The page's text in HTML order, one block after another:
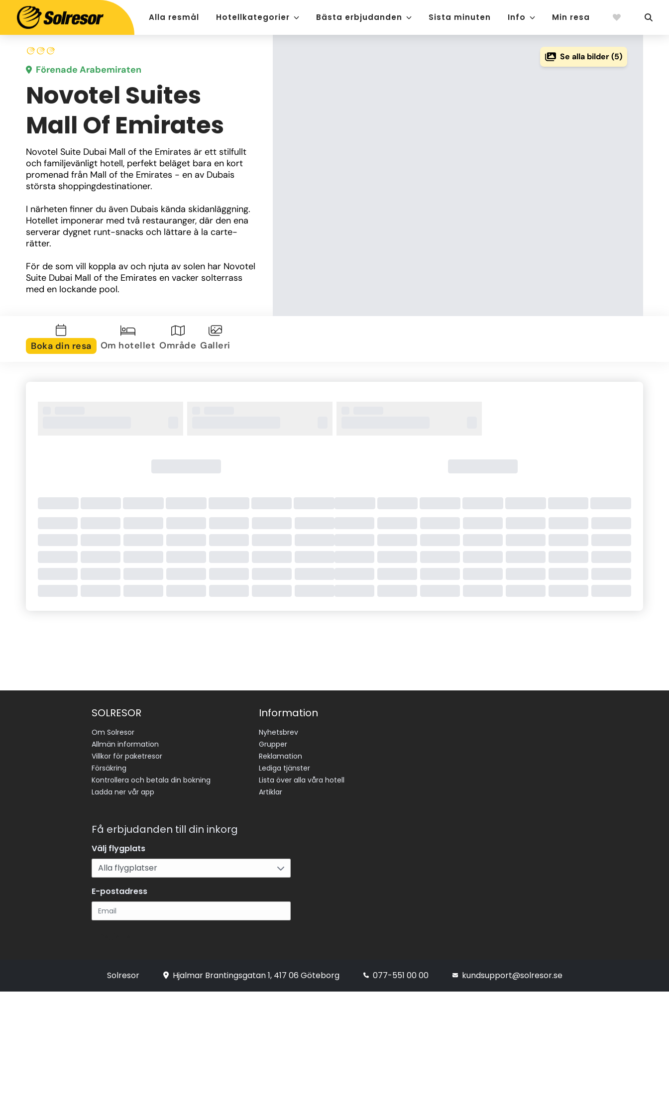
Alla resmål Hotellkategorier Bästa erbjudanden Sista minuten Info Min resa
Förenade Arabemiraten
Novotel Suites
Mall Of Emirates
Novotel Suite Dubai Mall of the Emirates är ett stilfullt
och familjevänligt hotell, perfekt beläget bara en kort
promenad från Mall of the Emirates - en av Dubais
största shoppingdestinationer.
I närheten finner du även Dubais kända skidanläggning.
Hotellet imponerar med två restauranger, där den ena
serverar dygnet runt-snacks och lättare à la carte-
rätter.
För de som vill koppla av och njuta av solen har Novotel
Suite Dubai Mall of the Emirates en vacker solterrass
med en lockande pool.
ett gym tillgängligt, så att du kan hålla dig aktiv även när
du är bortrest.
Se alla bilder (5)
Boka din resa Om hotellet Område Galleri
SOLRESOR
Om Solresor
Allmän information
Villkor för paketresor
Försäkring
Kontrollera och betala din bokning
Ladda ner vår app
Information
Nyhetsbrev
Grupper
Reklamation
Lediga tjänster
Lista över alla våra hotell
Artiklar
Få erbjudanden till din inkorg
Välj flygplats
E-postadress
Solresor Hjalmar Brantingsgatan 1, 417 06 Göteborg 077-551 00 00 kundsupport@solresor.se